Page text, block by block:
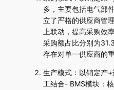
多，主要包括电气部
立了严格的供应商管
上联动，提高采购效
采购额占比分别为
存在对单一供应商的重
生产模式：以销定产
工结合- BMS模块：